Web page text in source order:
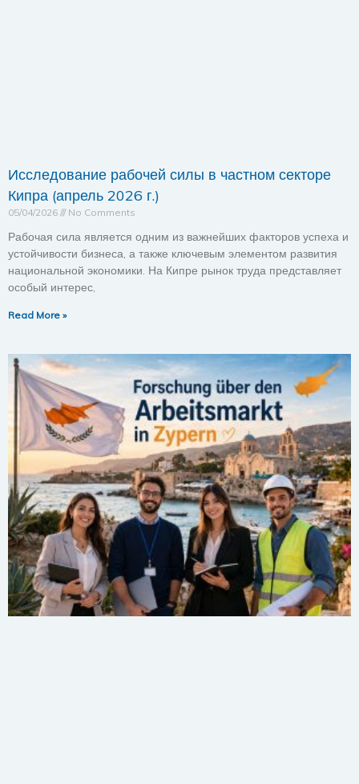
Исследование рабочей силы в частном секторе
Кипра (апрель 2026 г.)
05/04/2026 No Comments
Рабочая сила является одним из важнейших факторов успеха и
устойчивости бизнеса, а также ключевым элементом развития
национальной экономики. На Кипре рынок труда представляет
особый интерес,
Read More »